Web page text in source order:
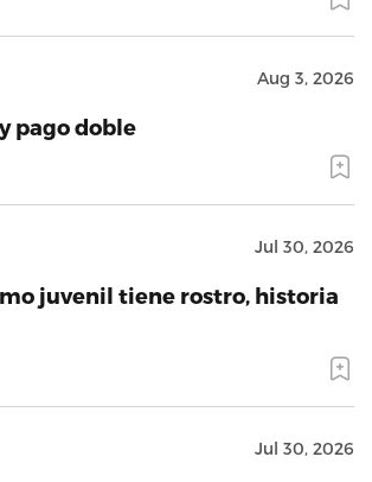
Aug 3, 2026
pago doble
Jul 30, 2026
juvenil tiene rostro, historia
Jul 30, 2026